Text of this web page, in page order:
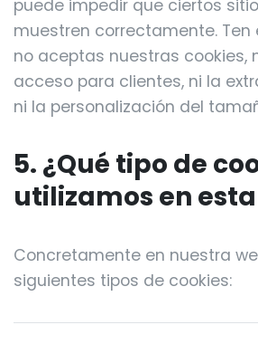
puede impedir que ciertos
muestren correctamente. Ten
no aceptas nuestras cookies,
acceso para clientes, ni la
ni la personalización del
5. ¿Qué tipo de
utilizamos en
Concretamente en nuestra
siguientes tipos de cookies: